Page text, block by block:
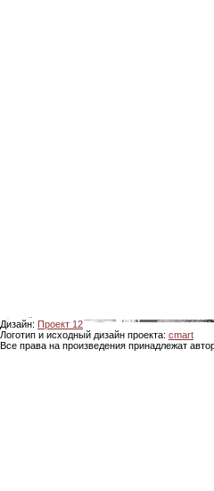
Дизайн: Проект 12
Логотип и исходный дизайн проекта: cmart
Все права на произведения принадлежат